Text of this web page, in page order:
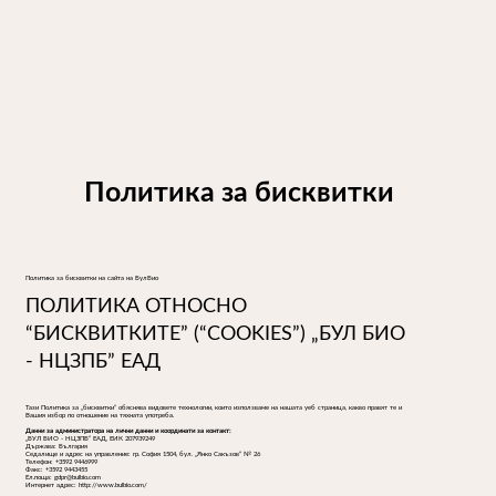
Политика за бисквитки
Политика за бисквитки на сайта на БулБио
ПОЛИТИКА ОТНОСНО
“БИСКВИТКИТЕ” (“COOKIES”) „БУЛ БИО
- НЦЗПБ” ЕАД
Тази Политика за „бисквитки“ обяснява видовете технологии, които използваме на нашата уеб страница, какво правят те и
Вашия избор по отношение на тяхната употреба.
Данни за администратора на лични данни и координати за контакт:
„БУЛ БИО - НЦЗПБ” ЕАД, ЕИК 207939249
Държава: България
Седалище и адрес на управление: гр. София 1504, бул. „Янко Сакъзов“ № 26
Телефон: +3592 9446999
Факс: +3592 9443455
Ел.поща: gdpr@bulbio.com
Интернет адрес: http://www.bulbio.com/